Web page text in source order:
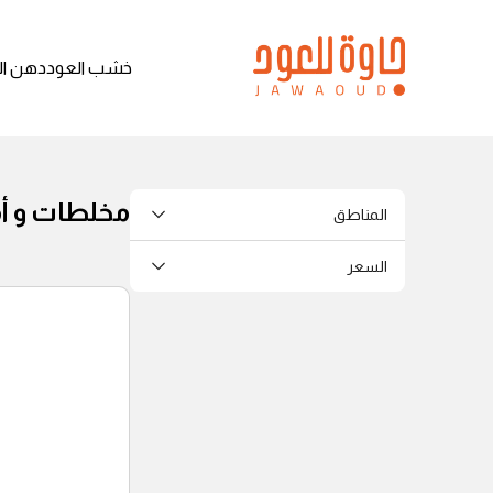
خشب العوددهن
المناطق
السعر
مخلطات و